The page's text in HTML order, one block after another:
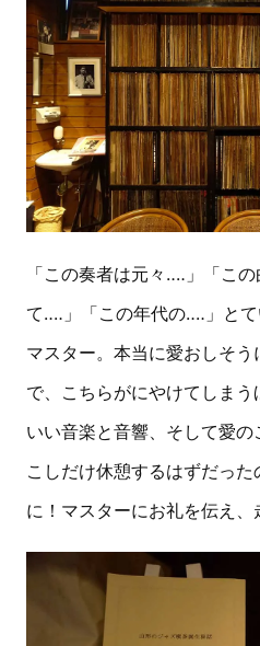
「この奏者は元々‥‥」「こ
て‥‥」「この年代の‥‥」と
マスター。本当に愛おしそ
で、こちらがにやけてしまう
いい音楽と音響、そして愛
こしだけ休憩するはずだっ
に！マスターにお礼を伝え、